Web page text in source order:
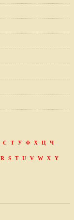
С Т У Ф Х Ц
Ч
R S T U V W X
Y